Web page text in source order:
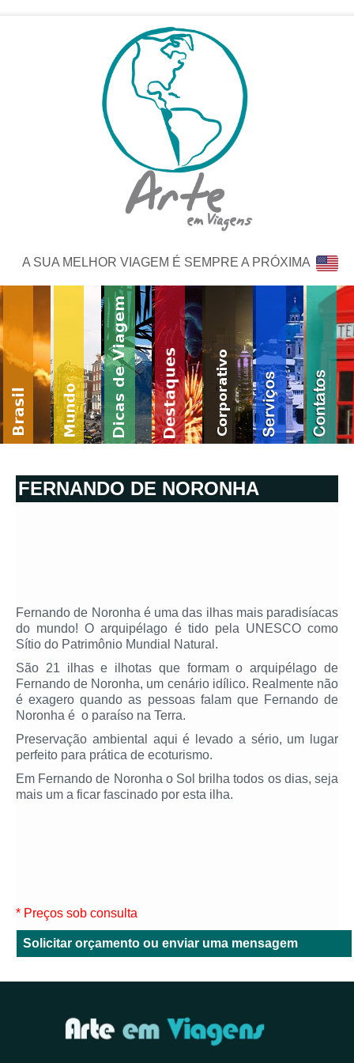
A SUA MELHOR VIAGEM É SEMPRE A PRÓXIMA
FERNANDO DE NORONHA
Fernando de Noronha é uma das ilhas mais paradisíacas
do mundo! O arquipélago é tido pela UNESCO como
Sítio do Patrimônio Mundial Natural.
São 21 ilhas e ilhotas que formam o arquipélago de
Fernando de Noronha, um cenário idílico. Realmente não
é exagero quando as pessoas falam que Fernando de
Noronha é o paraíso na Terra.
Preservação ambiental aqui é levado a sério, um lugar
perfeito para prática de ecoturismo.
Em Fernando de Noronha o Sol brilha todos os dias, seja
mais um a ficar fascinado por esta ilha.
* Preços sob consulta
Solicitar orçamento ou enviar uma mensagem